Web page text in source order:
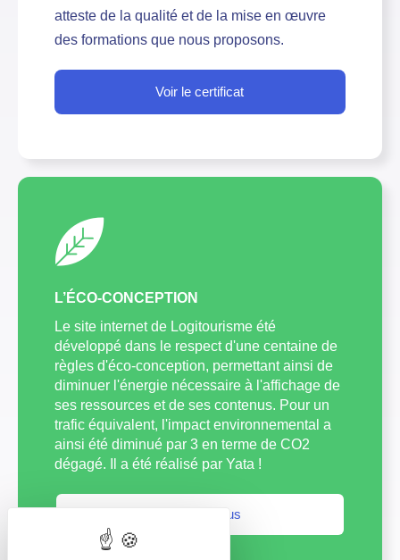
atteste de la qualité et de la mise en œuvre
des formations que nous proposons.
Voir le certificat
L’ÉCO-CONCEPTION
Le site internet de Logitourisme été
développé dans le respect d'une centaine de
règles d'éco-conception, permettant ainsi de
diminuer l'énergie nécessaire à l'affichage de
ses ressources et de ses contenus. Pour un
trafic équivalent, l'impact environnemental a
ainsi été diminué par 3 en terme de CO2
dégagé. Il a été réalisé par Yata !
En savoir plus